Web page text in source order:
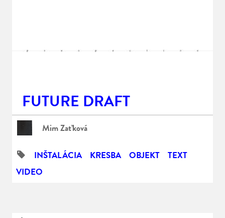
FUTURE DRAFT
Mim Zaťková
INŠTALÁCIA KRESBA OBJEKT
TEXT
VIDEO